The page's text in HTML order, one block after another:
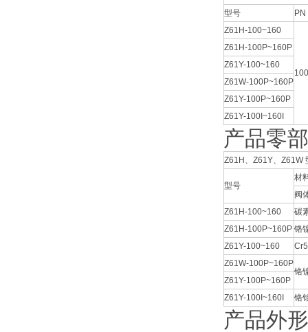
型号
PN
Z61H-100~160
Z61H-100P~160P
Z61Y-100~160
Z61W-100P~160P
Z61Y-100P~160P
Z61Y-100I~160I
产品零
Z61H、Z61Y、Z61W
型号
材
阀
Z61H-100~160
碳
Z61H-100P~160P 铬
Z61Y-100~160
Z61W-100P~160P
铬
Z61Y-100P~160P
Z61Y-100I~160I
铬
产品外